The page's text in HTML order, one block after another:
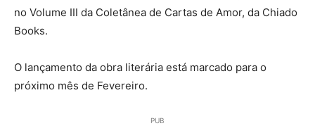
no Volume III da Coletânea de Cartas de Amor, da Chiado
Books.
O lançamento da obra literária está marcado para o
próximo mês de Fevereiro.
PUB